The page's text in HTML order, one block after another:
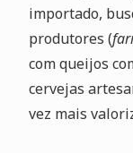
importado,
produtores (
com queijos
cervejas
vez mais